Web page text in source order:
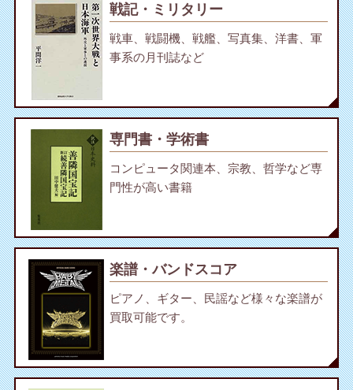
戦記・ミリタリー
戦車、戦闘機、戦艦、写真集、洋書、軍
事系の月刊誌など
専門書・学術書
コンピュータ関連本、宗教、哲学など専
門性が高い書籍
楽譜・バンドスコア
ピアノ、ギター、民謡など様々な楽譜が
買取可能です。